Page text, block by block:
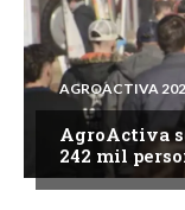
AGROACTIVA
AgroActiva
242 mil